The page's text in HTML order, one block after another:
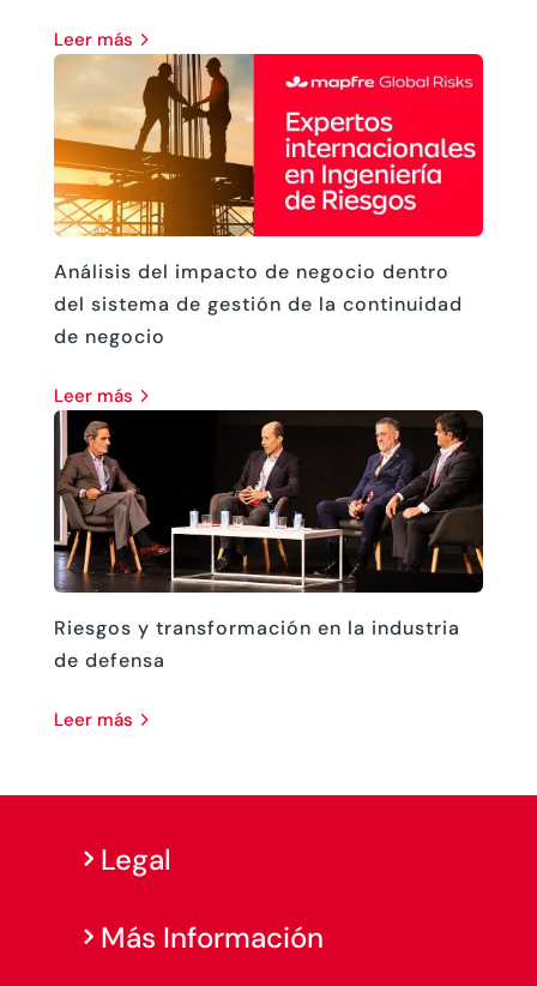
leer más
Análisis del impacto de negocio dentro
del sistema de gestión de la continuidad
de negocio
leer más
Riesgos y transformación en la industria
de defensa
leer más
Legal
Más Información